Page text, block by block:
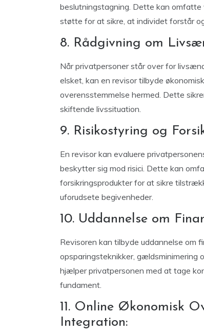
beslutningstagning. Dette kan omfatte
støtte for at sikre, at individet forstår
8. Rådgivning om
Når privatpersoner står over for
elsket, kan en revisor tilbyde
overensstemmelse hermed. Dette
skiftende livssituation.
9. Risikostyring og
En revisor kan evaluere
beskytter sig mod risici. Dette kan
forsikringsprodukter for at sikre
uforudsete begivenheder.
10. Uddannelse om
Revisoren kan tilbyde uddannelse om
opsparingsteknikker, gældsminimering
hjælper privatpersonen med at tage
fundament.
11. Online Økonomisk
Integration: